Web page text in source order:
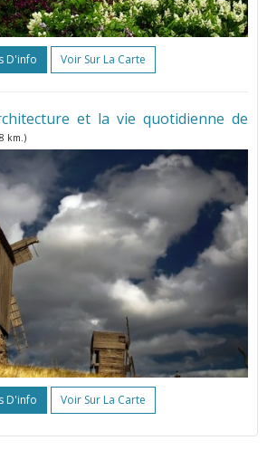
D'info Voir Sur La Carte
et la vie quotidienne de
km.)
D'info Voir Sur La Carte